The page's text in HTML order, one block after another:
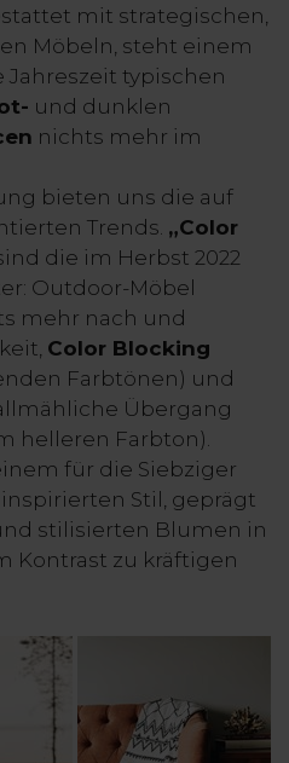
mit strategischen,
Möbeln, steht einem
Jahreszeit typischen
und dunklen
nichts mehr im
bieten uns die auf
Trends. „Color
die im Herbst 2022
Outdoor-Möbel
mehr nach und
Color Blocking
Farbtönen) und
Übergang
helleren Farbton).
für die Siebziger
Stil, geprägt
stilisierten Blumen in
Kontrast zu kräftigen